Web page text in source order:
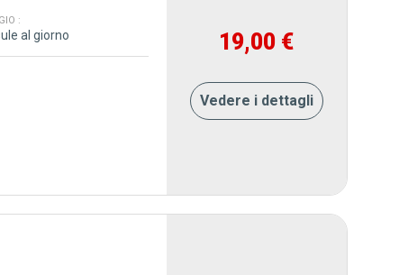
:
al giorno 19,00 €
Vedere i dettagli